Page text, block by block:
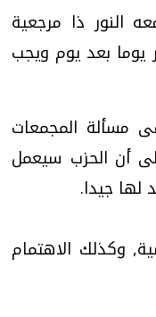
النور ذا مرجعية
يوما بعد يوم ويجب
مسألة المجمعات
أن الحزب سيعمل
لها جيدا.
وكذلك الاهتمام